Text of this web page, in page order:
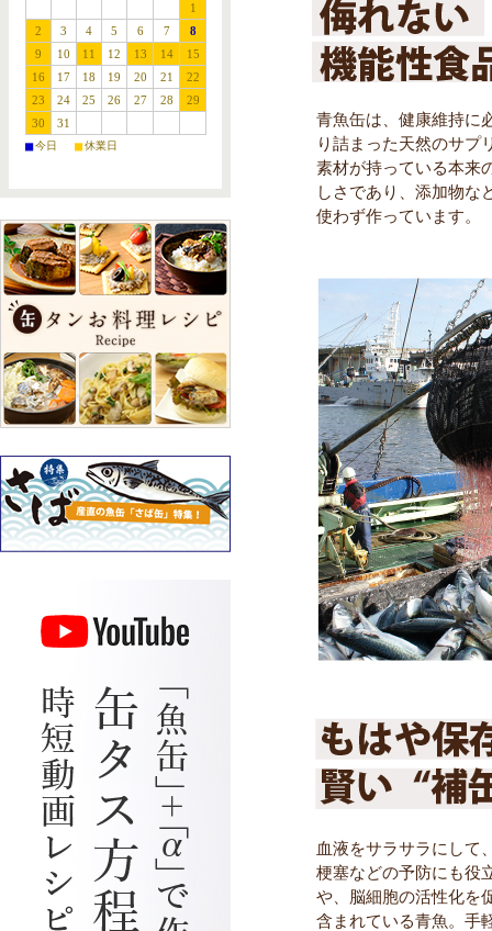
青魚缶は、健康維持に
り詰まった天然のサプ
素材が持っている本来
しさであり、添加物な
使わず作っています。
血液をサラサラにして
梗塞などの予防にも役
や、脳細胞の活性化を
含まれている青魚。手
1
2
3 4 5 6 7
8
9
10 11 12 13 14
15
16
17 18 19 20 21
22
23
24 25 26 27 28
29
30
31
■今日 ■休業日